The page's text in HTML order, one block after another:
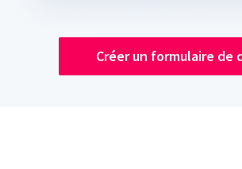
Créer un formulaire de